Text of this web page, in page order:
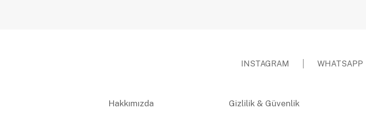
INSTAGRAM WHATSAPP
Hakkımızda Gizlilik & Güvenlik